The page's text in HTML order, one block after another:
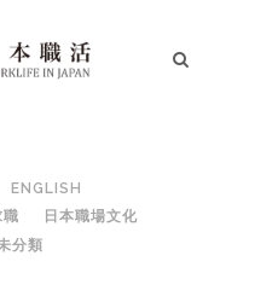
ENGLISH
職
日本職場文化
分類